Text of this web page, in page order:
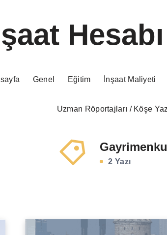
Genel Eğitim İnşaat Maliyeti
Uzman Röportajları / Köşe
2 Yazı